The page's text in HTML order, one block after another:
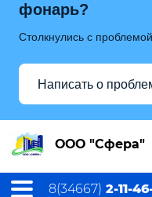
фонарь?
Столкнулись с
Написать о
ООО "Сфера"
8(34667) 2-11-